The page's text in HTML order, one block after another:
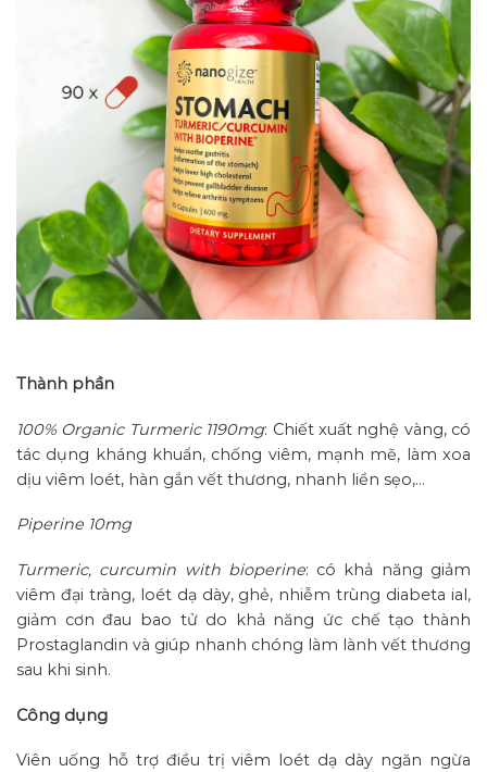
Thành phần
100% Organic Turmeric 1190mg: Chiết xuất nghệ vàng, có
tác dụng kháng khuẩn, chống viêm, mạnh mẽ, làm xoa
dịu viêm loét, hàn gắn vết thương, nhanh liền sẹo,…
Piperine 10mg
Turmeric, curcumin with bioperine: có khả năng giảm
viêm đại tràng, loét dạ dày, ghẻ, nhiễm trùng diabeta ial,
giảm cơn đau bao tử do khả năng ức chế tạo thành
Prostaglandin và giúp nhanh chóng làm lành vết thương
sau khi sinh.
Công dụng
Viên uống hỗ trợ điều trị viêm loét dạ dày ngăn ngừa